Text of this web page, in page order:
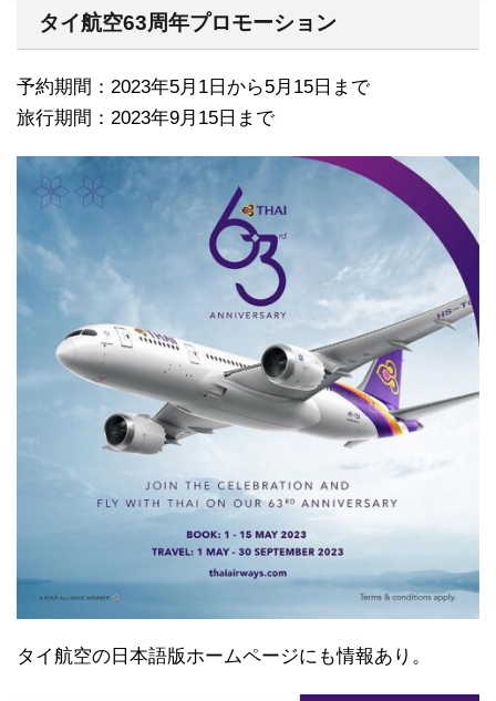
タイ航空63周年プロモーション
予約期間：2023年5月1日から5月15日まで
旅行期間：2023年9月15日まで
タイ航空の日本語版ホームページにも情報あり。